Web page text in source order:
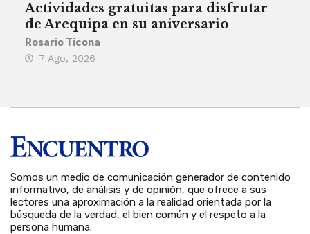
Actividades gratuitas para disfrutar
de Arequipa en su aniversario
Rosario Ticona
7 Ago, 2026
Somos un medio de comunicación generador de contenido
informativo, de análisis y de opinión, que ofrece a sus
lectores una aproximación a la realidad orientada por la
búsqueda de la verdad, el bien común y el respeto a la
persona humana.